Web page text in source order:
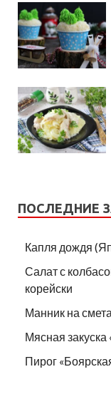
ПОСЛЕДНИЕ
Капля дождя
Салат с
корейски
Манник на
Мясная
Пирог